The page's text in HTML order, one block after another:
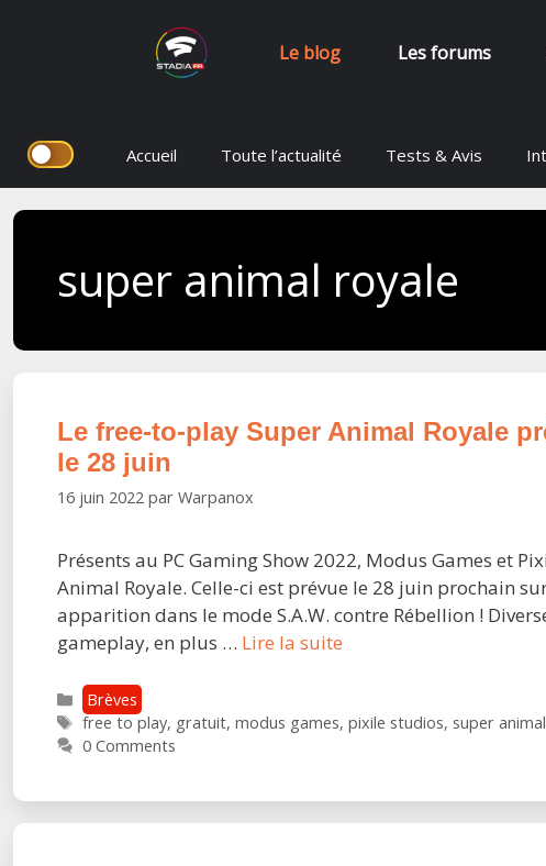
Le blog Les forums
Aller
contenu
Accueil Toute l’actualité Tests & Avis
super animal royale
Le free-to-play Super Animal Royale
le 28 juin
16 juin 2022 par Warpanox
Présents au PC Gaming Show 2022, Modus Games et
Animal Royale. Celle-ci est prévue le 28 juin prochain
apparition dans le mode S.A.W. contre Rébellion !
gameplay, en plus … Lire la suite
play
Royale
Catégories
Brèves
Étiquettes
free to play, gratuit,modus games,pixile studios, super
0 Comments